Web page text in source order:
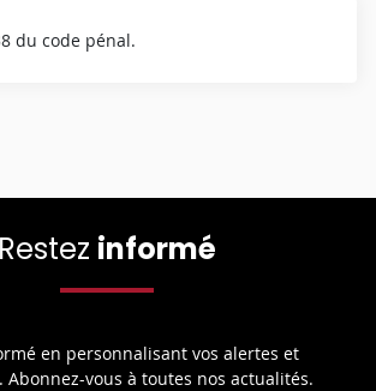
du code pénal.
Restez informé
en personnalisant vos alertes et
Abonnez-vous à toutes nos actualités.